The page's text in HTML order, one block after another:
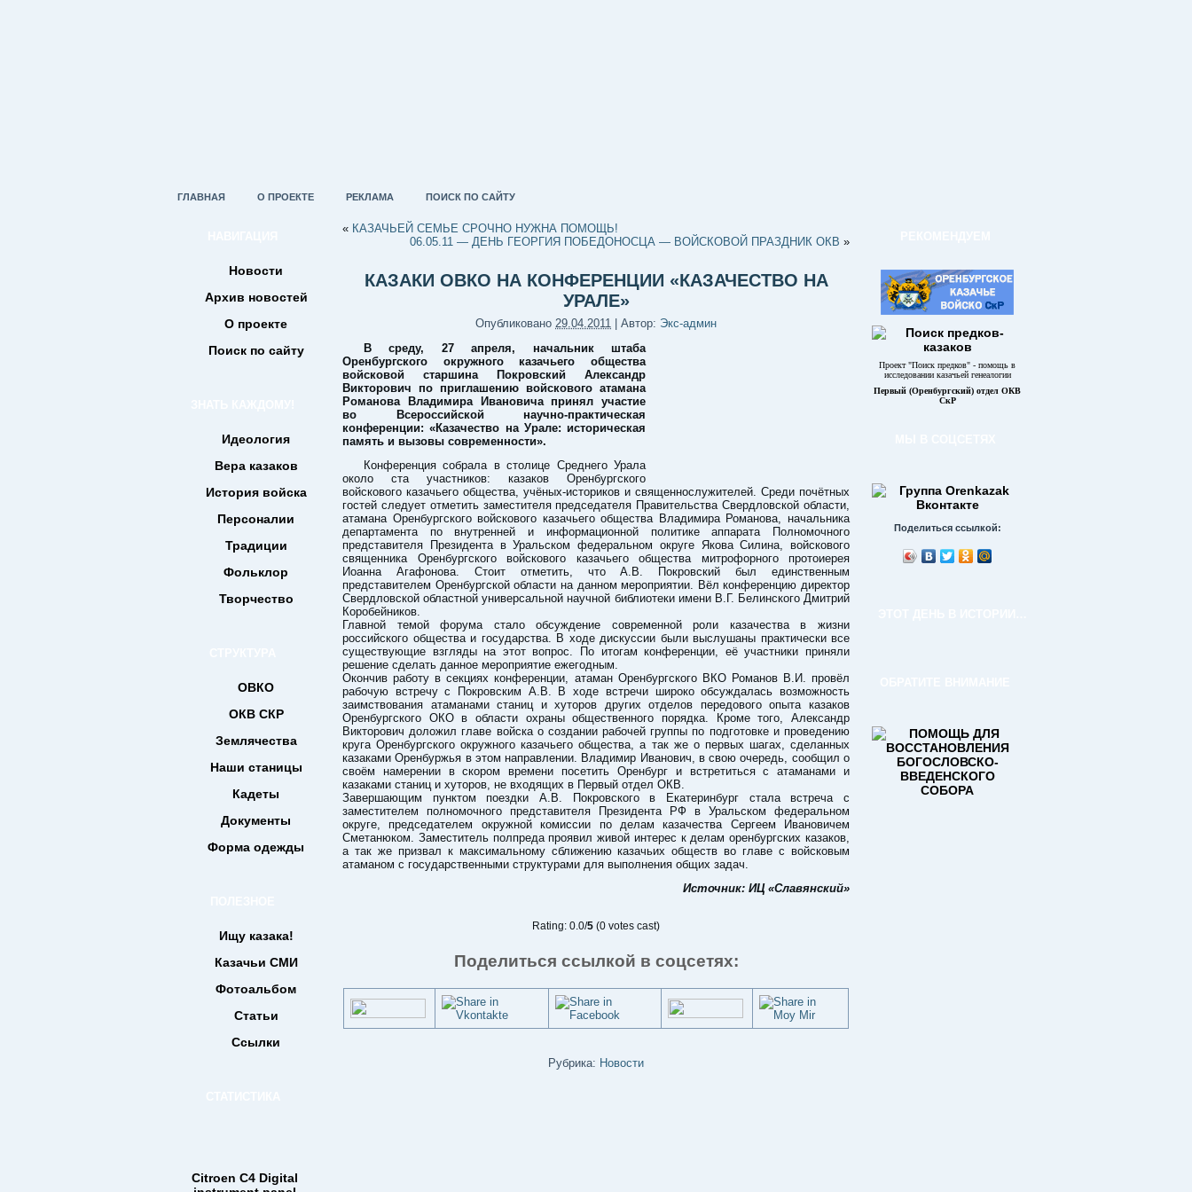
ГЛАВНАЯ О ПРОЕКТЕ РЕКЛАМА ПОИСК ПО САЙТУ
Новости
Архив новостей
О проекте
Поиск по сайту
Идеология
Вера казаков
История войска
Персоналии
Традиции
Фольклор
Творчество
ОВКО
ОКВ СКР
Землячества
Наши станицы
Кадеты
Документы
Форма одежды
Ищу казака!
Казачьи СМИ
Фотоальбом
Статьи
Ссылки
Citroen C4 Digital
« КАЗАЧЬЕЙ СЕМЬЕ СРОЧНО НУЖНА ПОМОЩЬ!
06.05.11 — ДЕНЬ ГЕОРГИЯ ПОБЕДОНОСЦА — ВОЙСКОВОЙ ПРАЗДНИК ОКВ »
КАЗАКИ ОВКО НА КОНФЕРЕНЦИИ «КАЗАЧЕСТВО НА
УРАЛЕ»
Опубликовано 29.04.2011 Автор: Экс-админ
В среду, 27 апреля, начальник штаба
Оренбургского окружного казачьего общества
войсковой старшина Покровский Александр
Викторович по приглашению войскового атамана
Романова Владимира Ивановича принял участие
во Всероссийской научно-практическая
конференции: «Казачество на Урале: историческая
память и вызовы современности».
Конференция собрала в столице Среднего Урала
около ста участников: казаков Оренбургского
войскового казачьего общества, учёных-историков и священнослужителей. Среди почётных
гостей следует отметить заместителя председателя Правительства Свердловской области,
атамана Оренбургского войскового казачьего общества Владимира Романова, начальника
департамента по внутренней и информационной политике аппарата Полномочного
представителя Президента в Уральском федеральном округе Якова Силина, войскового
священника Оренбургского войскового казачьего общества митрофорного протоиерея
Иоанна Агафонова. Стоит отметить, что А.В. Покровский был единственным
представителем Оренбургской области на данном мероприятии. Вёл конференцию директор
Свердловской областной универсальной научной библиотеки имени В.Г. Белинского Дмитрий
Коробейников.
Главной темой форума стало обсуждение современной роли казачества в жизни
российского общества и государства. В ходе дискуссии были выслушаны практически все
существующие взгляды на этот вопрос. По итогам конференции, её участники приняли
решение сделать данное мероприятие ежегодным.
Окончив работу в секциях конференции, атаман Оренбургского ВКО Романов В.И. провёл
рабочую встречу с Покровским А.В. В ходе встречи широко обсуждалась возможность
заимствования атаманами станиц и хуторов других отделов передового опыта казаков
Оренбургского ОКО в области охраны общественного порядка. Кроме того, Александр
Викторович доложил главе войска о создании рабочей группы по подготовке и проведению
круга Оренбургского окружного казачьего общества, а так же о первых шагах, сделанных
казаками Оренбуржья в этом направлении. Владимир Иванович, в свою очередь, сообщил о
своём намерении в скором времени посетить Оренбург и встретиться с атаманами и
казаками станиц и хуторов, не входящих в Первый отдел ОКВ.
Завершающим пунктом поездки А.В. Покровского в Екатеринбург стала встреча с
заместителем полномочного представителя Президента РФ в Уральском федеральном
округе, председателем окружной комиссии по делам казачества Сергеем Ивановичем
Сметанюком. Заместитель полпреда проявил живой интерес к делам оренбургских казаков,
а так же призвал к максимальному сближению казачьих обществ во главе с войсковым
атаманом с государственными структурами для выполнения общих задач.
Источник: ИЦ «Славянский»
Rating: 0.0/5 (0 votes cast)
Поделиться ссылкой в соцсетях:
Рубрика: Новости
Проект "Поиск предков" - помощь в
исследовании казачьей генеалогии
Первый (Оренбургский) отдел ОКВ
СкР
Поделиться ссылкой: